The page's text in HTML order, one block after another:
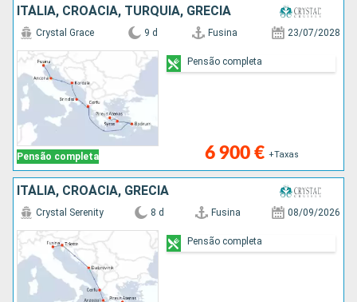
ITÁLIA, CROÁCIA, TURQUIA, GRÉCIA
Pensão completa
Crystal Grace 9 d Fusina 23/07/2028
6 900 € +Taxas
Pensão completa
ITÁLIA, CROÁCIA, GRÉCIA
Crystal Serenity 8 d Fusina 08/09/2026
Pensão completa